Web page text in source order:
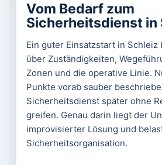
Vom Bedarf zum
Sicherheitsdienst in
Ein guter Einsatzstart in
über Zuständigkeiten,
Zonen und die operative Linie.
Punkte vorab sauber
Sicherheitsdienst später ohne
greifen. Genau darin liegt der
improvisierter Lösung und
Sicherheitsorganisation.